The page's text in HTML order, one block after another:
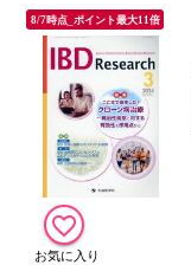
8/7時点_ポイント最大11倍